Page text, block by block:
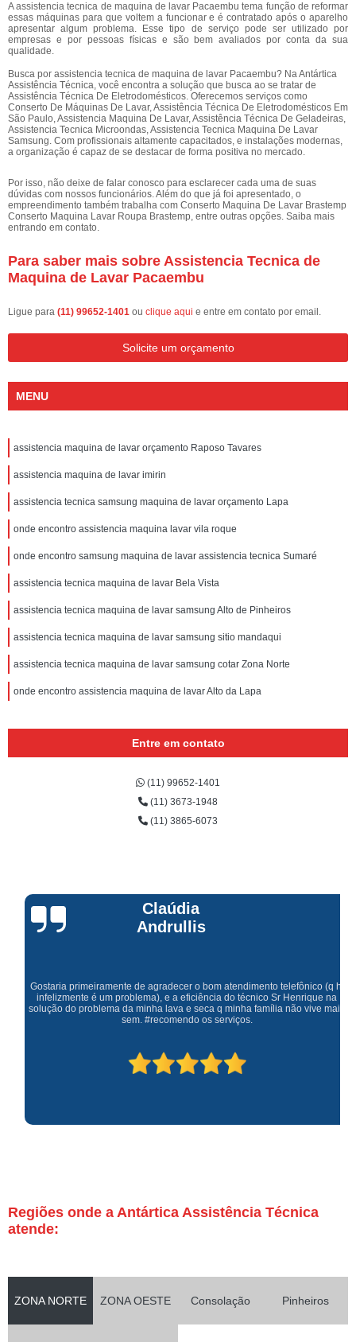
A assistencia tecnica de maquina de lavar Pacaembu tema função de reformar
essas máquinas para que voltem a funcionar e é contratado após o aparelho
apresentar algum problema. Esse tipo de serviço pode ser utilizado por
empresas e por pessoas físicas e são bem avaliados por conta da sua
qualidade.
Busca por assistencia tecnica de maquina de lavar Pacaembu? Na Antártica
Assistência Técnica, você encontra a solução que busca ao se tratar de
Assistência Técnica De Eletrodomésticos. Oferecemos serviços como
Conserto De Máquinas De Lavar, Assistência Técnica De Eletrodomésticos Em
São Paulo, Assistencia Maquina De Lavar, Assistência Técnica De Geladeiras,
Assistencia Tecnica Microondas, Assistencia Tecnica Maquina De Lavar
Samsung. Com profissionais altamente capacitados, e instalações modernas,
a organização é capaz de se destacar de forma positiva no mercado.
Por isso, não deixe de falar conosco para esclarecer cada uma de suas
dúvidas com nossos funcionários. Além do que já foi apresentado, o
empreendimento também trabalha com Conserto Maquina De Lavar Brastemp
Conserto Maquina Lavar Roupa Brastemp, entre outras opções. Saiba mais
entrando em contato.
Para saber mais sobre Assistencia Tecnica de
Maquina de Lavar Pacaembu
Ligue para (11) 99652-1401 ou clique aqui e entre em contato por email.
Solicite um orçamento
MENU
assistencia maquina de lavar orçamento Raposo Tavares
assistencia maquina de lavar imirin
assistencia tecnica samsung maquina de lavar orçamento Lapa
onde encontro assistencia maquina lavar vila roque
onde encontro samsung maquina de lavar assistencia tecnica Sumaré
assistencia tecnica maquina de lavar Bela Vista
assistencia tecnica maquina de lavar samsung Alto de Pinheiros
assistencia tecnica maquina de lavar samsung sitio mandaqui
assistencia tecnica maquina de lavar samsung cotar Zona Norte
onde encontro assistencia maquina de lavar Alto da Lapa
Entre em contato
(11) 99652-1401
(11) 3673-1948
(11) 3865-6073
Claúdia
Andrullis
Gostaria primeiramente de agradecer o bom atendimento telefônico (q hj
infelizmente é um problema), e a eficiência do técnico Sr Henrique na
solução do problema da minha lava e seca q minha família não vive mais
sem. #recomendo os serviços.
Regiões onde a Antártica Assistência Técnica
atende:
ZONA NORTE ZONA OESTE Consolação Pinheiros